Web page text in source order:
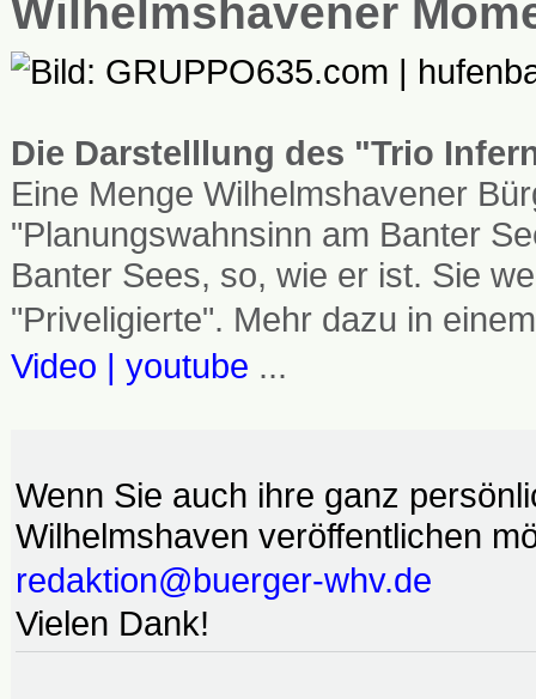
Wilhelmshavener
Die Darstelllung des "Trio
Eine Menge Wilhelmshavener
"Planungswahnsinn am Banter
Banter Sees, so, wie er ist. Sie
"Priveligierte". Mehr dazu in
Video | youtube ...
Wenn Sie auch ihre ganz
Wilhelmshaven veröffentlichen
redaktion@buerger-whv.de
Vielen Dank!